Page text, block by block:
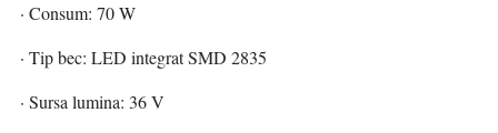
· Consum: 70 W
· Tip bec: LED integrat SMD 2835
· Sursa lumina: 36 V